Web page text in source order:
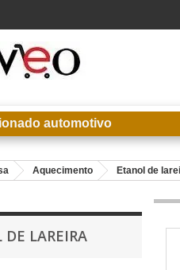
automotivo
Aquecimento Etanol de
DE LAREIRA